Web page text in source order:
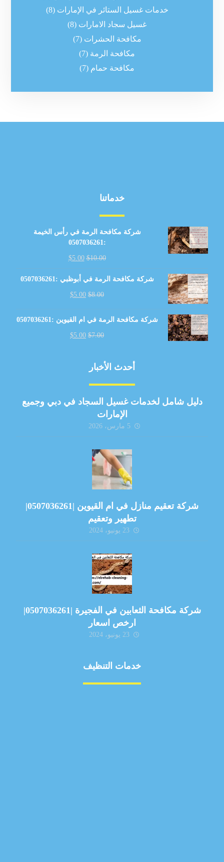
خدمات غسيل الستائر في الإمارات (8)
غسيل سجاد الامارات (8)
مكافحة الحشرات (7)
مكافحة الرمة (7)
مكافحة حمام (7)
خدماتنا
شركة مكافحة الرمة في رأس الخيمة
:0507036261
$10.00
$5.00
شركة مكافحة الرمة في أبوظبي :0507036261
$8.00
$5.00
شركة مكافحة الرمة في ام القيوين :0507036261
$7.00
$5.00
أحدث الأخبار
دليل شامل لخدمات غسيل السجاد في دبي وجميع
الإمارات
5 مارس، 2026
شركة تعقيم منازل في ام القيوين |0507036261|
تطهير وتعقيم
23 يونيو، 2024
شركة مكافحة الثعابين في الفجيرة |0507036261|
ارخص اسعار
23 يونيو، 2024
خدمات التنظيف